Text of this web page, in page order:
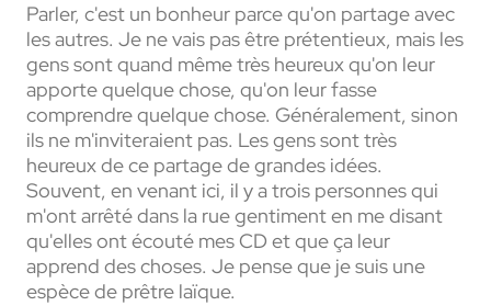
Parler, c'est un bonheur parce qu'on partage avec
les autres. Je ne vais pas être prétentieux, mais les
gens sont quand même très heureux qu'on leur
apporte quelque chose, qu'on leur fasse
comprendre quelque chose. Généralement, sinon
ils ne m'inviteraient pas. Les gens sont très
heureux de ce partage de grandes idées.
Souvent, en venant ici, il y a trois personnes qui
m'ont arrêté dans la rue gentiment en me disant
qu'elles ont écouté mes CD et que ça leur
apprend des choses. Je pense que je suis une
espèce de prêtre laïque.